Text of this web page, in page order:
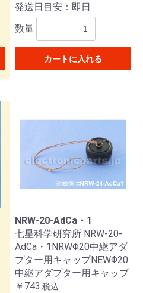
発送日目安：即日
数量
カートに入れる
NRW-20-AdCa・1
七星科学研究所 NRW-20-
AdCa・1NRWΦ20中継アダ
プター用キャップNEWΦ20
中継アダプター用キャップ
￥743 税込